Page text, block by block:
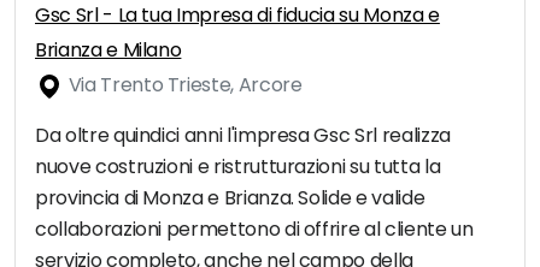
Gsc Srl - La tua Impresa di fiducia su Monza e
Brianza e Milano
Via Trento Trieste, Arcore
Da oltre quindici anni l'impresa Gsc Srl realizza
nuove costruzioni e ristrutturazioni su tutta la
provincia di Monza e Brianza. Solide e valide
collaborazioni permettono di offrire al cliente un
servizio completo, anche nel campo della